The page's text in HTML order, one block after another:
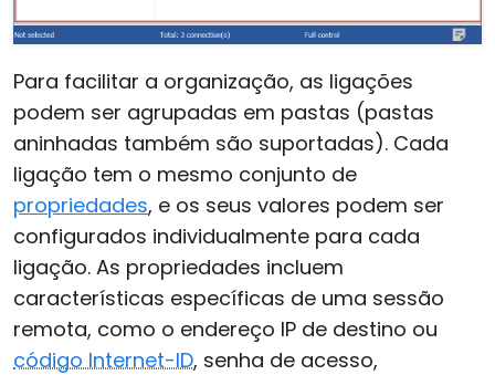
Para facilitar a organização, as ligações
podem ser agrupadas em pastas (pastas
aninhadas também são suportadas). Cada
ligação tem o mesmo conjunto de
propriedades, e os seus valores podem ser
configurados individualmente para cada
ligação. As propriedades incluem
características específicas de uma sessão
remota, como o endereço IP de destino ou
código Internet-ID, senha de acesso,